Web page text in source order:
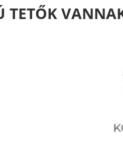
TETŐK